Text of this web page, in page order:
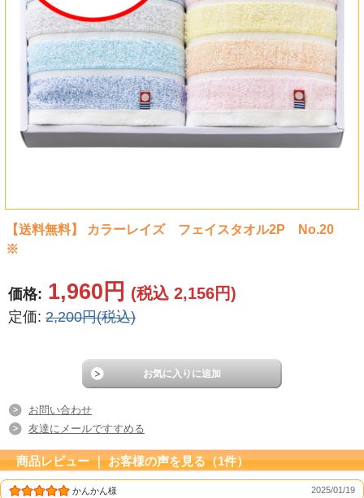
カタログギフト
送料込み
タオル
食品
【送料無料】 カラーレイズ フェイスタオル2P No.20
※
価格: 1,960円 (税込 2,156円)
定価: 2,200円(税込)
お問い合わせ
友達にメールですすめる
商品レビュー ｜ お客様の声を見る（1件）
かんかん様 2025/01/19